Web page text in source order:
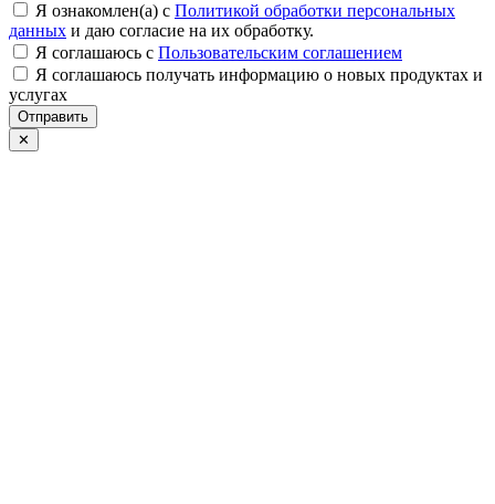
Я ознакомлен(а) с Политикой обработки персональных
данных и даю согласие на их обработку.
Я соглашаюсь c Пользовательским соглашением
Я соглашаюсь получать информацию о новых продуктах и
услугах
Отправить
✕